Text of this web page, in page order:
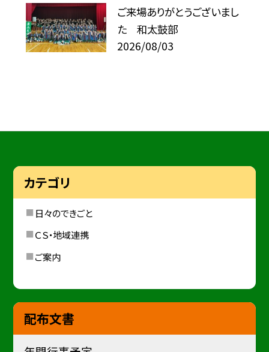
ご来場ありがとうございまし
た 和太鼓部
2026/08/03
カテゴリ
日々のできごと
ＣＳ・地域連携
ご案内
配布文書